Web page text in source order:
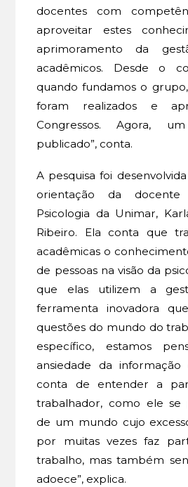
docentes com
aproveitar estes
aprimoramento da
acadêmicos. Desde o
quando fundamos o
foram realizados e
Congressos. Agora,
publicado”, conta.
A pesquisa foi
orientação da
Psicologia da Unimar,
Ribeiro. Ela conta que
acadêmicas o
de pessoas na visão da
que elas utilizem a
ferramenta inovadora
questões do mundo do
específico, estamos
ansiedade da
conta de entender a
trabalhador, como ele se
de um mundo cujo
por muitas vezes faz
trabalho, mas também
adoece”, explica.